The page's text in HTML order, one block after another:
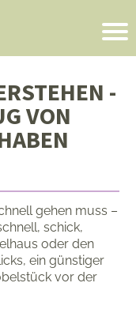
-
VON
gehen muss –
schick,
oder den
ein günstiger
vor der